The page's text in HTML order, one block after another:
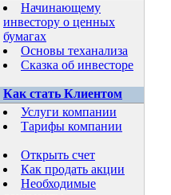
Начинающему
инвестору о ценных
бумагах
Основы теханализа
Сказка об инвесторе
Как стать Клиентом
Услуги компании
Тарифы компании
Открыть счет
Как продать акции
Необходимые